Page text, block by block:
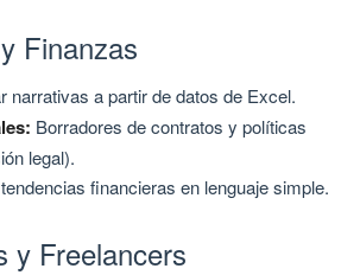
Finanzas
narrativas a partir de datos de Excel.
Borradores de contratos y políticas
legal).
financieras en lenguaje simple.
y Freelancers